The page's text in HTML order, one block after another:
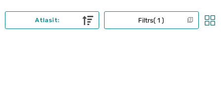
Filtrs 1
Atlasīt: